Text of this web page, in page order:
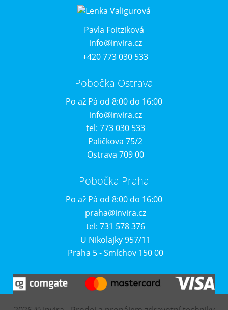
Pavla Foitziková
info@invira.cz
+420 773 030 533
Pobočka Ostrava
Po až Pá od 8:00 do 16:00
info@invira.cz
tel: 773 030 533
Paličkova 75/2
Ostrava 709 00
Pobočka Praha
Po až Pá od 8:00 do 16:00
praha@invira.cz
tel: 731 578 376
U Nikolajky 957/11
Praha 5 - Smíchov 150 00